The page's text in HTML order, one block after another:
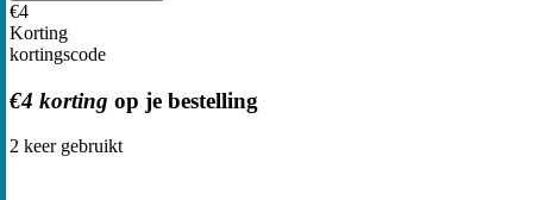
€4
Korting
kortingscode
€4 korting op je bestelling
2 keer gebruikt